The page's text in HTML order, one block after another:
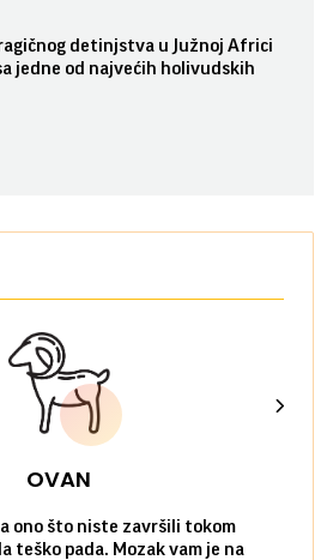
detinjstva u Južnoj Africi
jedne od najvećih holivudskih
OVAN
ono što niste završili tokom
teško pada. Mozak vam je na